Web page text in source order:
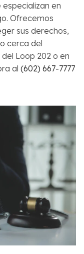
especializan en
Ofrecemos
sus derechos,
cerca del
Loop 202 o en
al (602) 667-7777